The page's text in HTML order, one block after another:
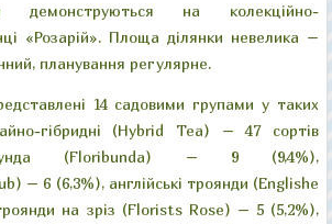
демонструються на колекційно-
«Розарій». Площа ділянки невелика –
планування регулярне.
14 садовими групами у таких
гібридні (Hybrid Tea) – 47 сортів
(Floribunda) – 9 (9,4%),
– 6 (6,3%), англійські троянди (Englishe
на зріз (Florists Rose) – 5 (5,2%),